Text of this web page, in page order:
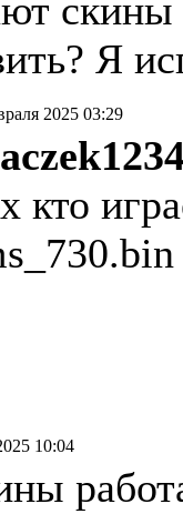
Я
2025 03:29
кто
10:04